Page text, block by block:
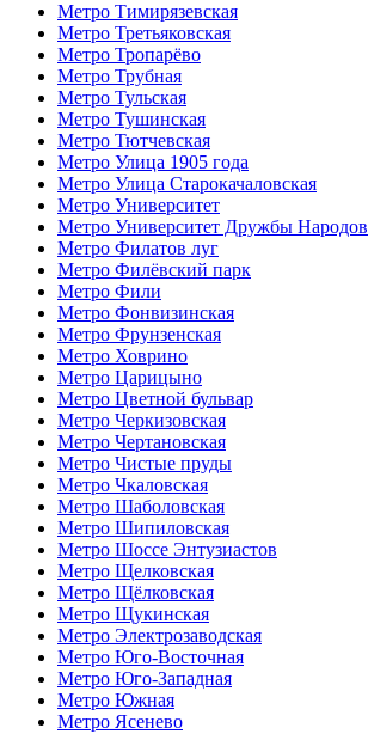
Метро Тимирязевская
Метро Третьяковская
Метро Тропарёво
Метро Трубная
Метро Тульская
Метро Тушинская
Метро Тютчевская
Метро Улица 1905 года
Метро Улица Старокачаловская
Метро Университет
Метро Университет Дружбы Народов
Метро Филатов луг
Метро Филёвский парк
Метро Фили
Метро Фонвизинская
Метро Фрунзенская
Метро Ховрино
Метро Царицыно
Метро Цветной бульвар
Метро Черкизовская
Метро Чертановская
Метро Чистые пруды
Метро Чкаловская
Метро Шаболовская
Метро Шипиловская
Метро Шоссе Энтузиастов
Метро Щелковская
Метро Щёлковская
Метро Щукинская
Метро Электрозаводская
Метро Юго-Восточная
Метро Юго-Западная
Метро Южная
Метро Ясенево